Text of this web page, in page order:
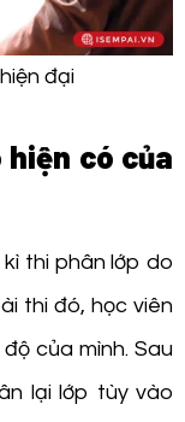
đại
hiện có của
thi phân lớp do
thi đó, học viên
của mình. Sau
lại lớp tùy vào